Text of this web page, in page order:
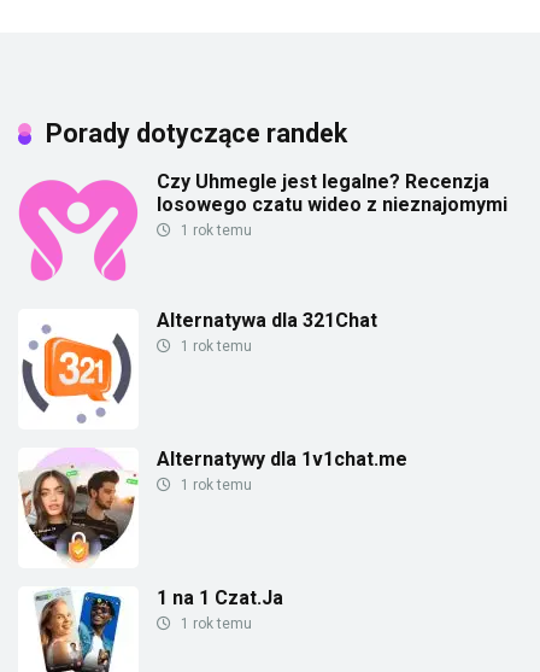
Porady dotyczące randek
Czy Uhmegle jest legalne? Recenzja
losowego czatu wideo z nieznajomymi
1 rok temu
Alternatywa dla 321Chat
1 rok temu
Alternatywy dla 1v1chat.me
1 rok temu
1 na 1 Czat.Ja
1 rok temu